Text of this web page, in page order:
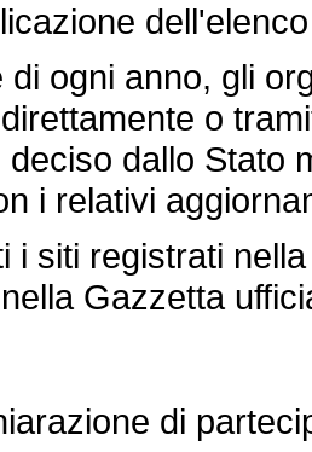
ogni anno, gli
o
dallo Stato
i relativi
i siti registrati
Gazzetta
di